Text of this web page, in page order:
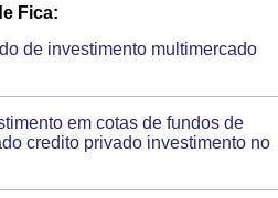
Fica:
de investimento multimercado
em cotas de fundos de
credito privado investimento no